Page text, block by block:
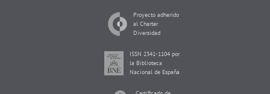
Proyecto adherido
al Charter
Diversidad
ISSN 2341-1104 por
la Biblioteca
Nacional de España